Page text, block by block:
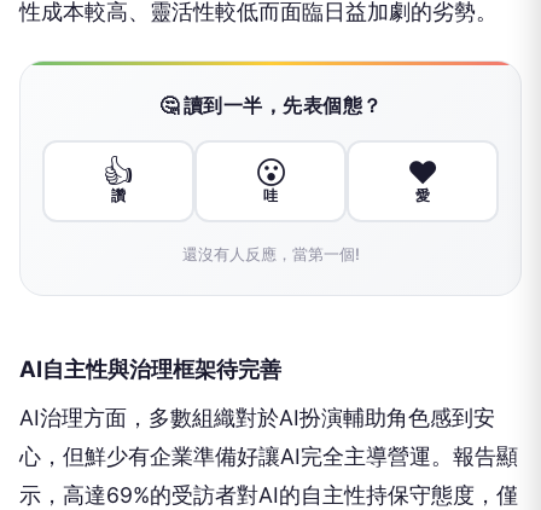
性成本較高、靈活性較低而面臨日益加劇的劣勢。
🤔 讀到一半，先表個態？
👍
讚
😮
哇
❤️
愛
還沒有人反應，當第一個!
AI自主性與治理框架待完善
AI治理方面，多數組織對於AI扮演輔助角色感到安
心，但鮮少有企業準備好讓AI完全主導營運。報告顯
示，高達69%的受訪者對AI的自主性持保守態度，僅